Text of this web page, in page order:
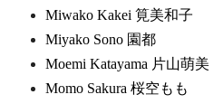
Miwako Kakei 筧美和子
Miyako Sono 園都
Moemi Katayama 片山萌美
Momo Sakura 桜空もも